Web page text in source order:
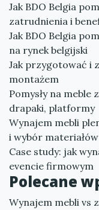
Jak BDO Belgia
zatrudnienia i
Jak BDO Belgia
na rynek belgijski
Jak przygotować i
montażem
Pomysły na meble
drapaki, platformy
Wynajem mebli
i wybór materiałów
Case study: jak
evencie firmowym
Polecane
Wynajem mebli vs